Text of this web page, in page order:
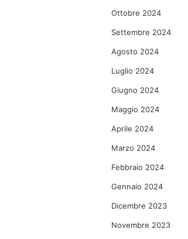
Ottobre 2024
Settembre 2024
Agosto 2024
Luglio 2024
Giugno 2024
Maggio 2024
Aprile 2024
Marzo 2024
Febbraio 2024
Gennaio 2024
Dicembre 2023
Novembre 2023